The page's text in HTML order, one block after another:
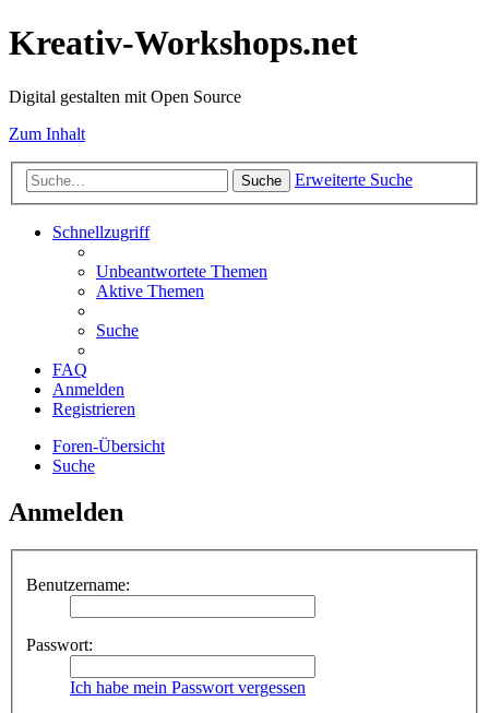
Kreativ-Workshops.net
Digital gestalten mit Open Source
Zum Inhalt
Suche Erweiterte Suche
Schnellzugriff
Unbeantwortete Themen
Aktive Themen
Suche
FAQ
Anmelden
Registrieren
Foren-Übersicht
Suche
Anmelden
Benutzername:
Passwort:
Ich habe mein Passwort vergessen